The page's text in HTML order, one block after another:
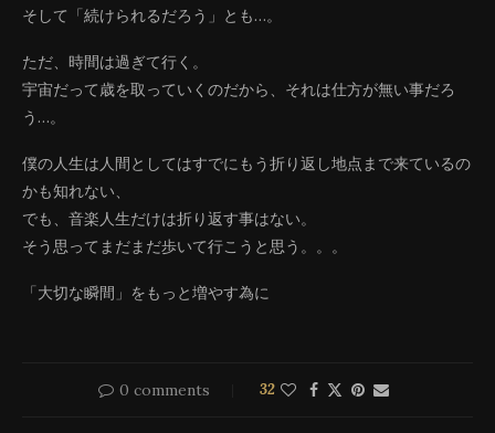
そして「続けられるだろう」とも…。
ただ、時間は過ぎて行く。
宇宙だって歳を取っていくのだから、それは仕方が無い事だろ
う…。
僕の人生は人間としてはすでにもう折り返し地点まで来ているの
かも知れない、
でも、音楽人生だけは折り返す事はない。
そう思ってまだまだ歩いて行こうと思う。。。
「大切な瞬間」をもっと増やす為に
0 comments 32